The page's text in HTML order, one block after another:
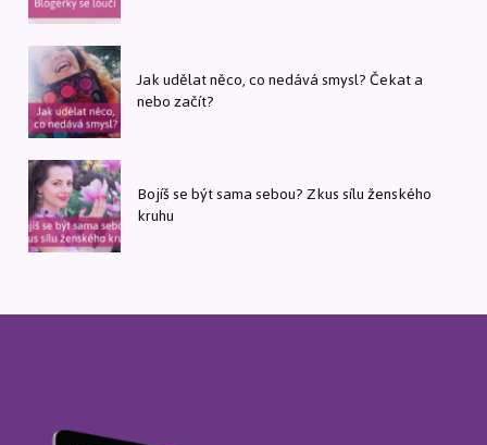
Jak udělat něco, co nedává smysl? Čekat a
nebo začít?
Bojíš se být sama sebou? Zkus sílu ženského
kruhu